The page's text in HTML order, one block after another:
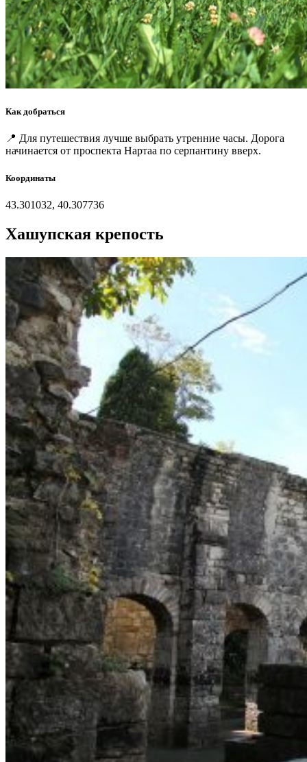
Как добраться
📍 Для путешествия лучше выбрать утренние часы. Дорога
начинается от проспекта Нартаа по серпантину вверх.
Координаты
43.301032, 40.307736
Хашупская крепость